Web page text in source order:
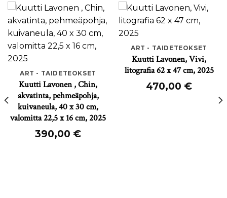
ART - TAIDETEOKSET
Kuutti Lavonen , Chin,
akvatinta, pehmeäpohja,
kuivaneula, 40 x 30 cm,
valomitta 22,5 x 16 cm, 2025
390,00 €
ART - TAIDETEOKSET
Kuutti Lavonen, Vivi,
litografia 62 x 47 cm, 2025
470,00 €